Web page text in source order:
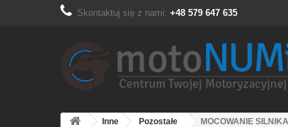
Skontaktuj się z nami: +48 579 647 635
Inne Pozostałe MOCOWANIE